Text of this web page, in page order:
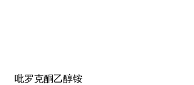
吡罗克酮乙醇铵